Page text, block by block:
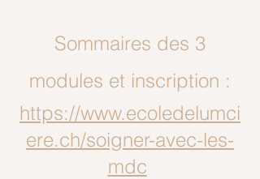
Sommaires des 3
modules et inscription :
https://www.ecoledelumci
ere.ch/soigner-avec-les-
mdc